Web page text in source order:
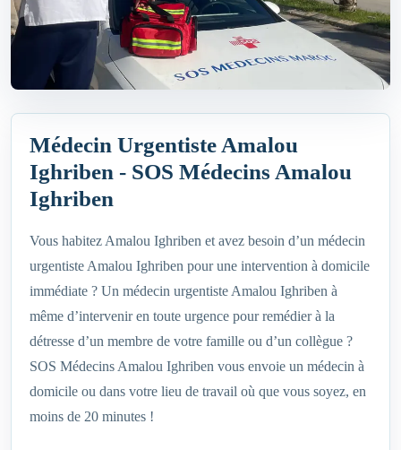
Médecin Urgentiste Amalou
Ighriben - SOS Médecins Amalou
Ighriben
Vous habitez Amalou Ighriben et avez besoin d’un médecin
urgentiste Amalou Ighriben pour une intervention à domicile
immédiate ? Un médecin urgentiste Amalou Ighriben à
même d’intervenir en toute urgence pour remédier à la
détresse d’un membre de votre famille ou d’un collègue ?
SOS Médecins Amalou Ighriben vous envoie un médecin à
domicile ou dans votre lieu de travail où que vous soyez, en
moins de 20 minutes !